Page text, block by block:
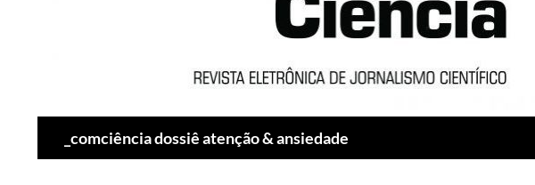
_comciência dossiê atenção & ansiedade